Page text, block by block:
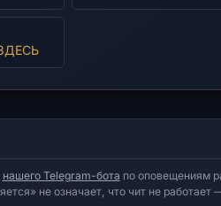
нашего Telegram-бота по оповещениям
не означает, что чит не